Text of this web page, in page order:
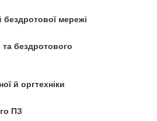
бездротової мережі
бездротового
й оргтехніки
ПЗ